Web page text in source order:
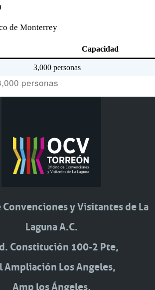
de Monterrey
Capacidad
3,000 personas
personas
y Visitantes de La
Laguna A.C.
Constitución 100-2 Pte,
Ampliación Los Angeles,
Amp los Ángeles,